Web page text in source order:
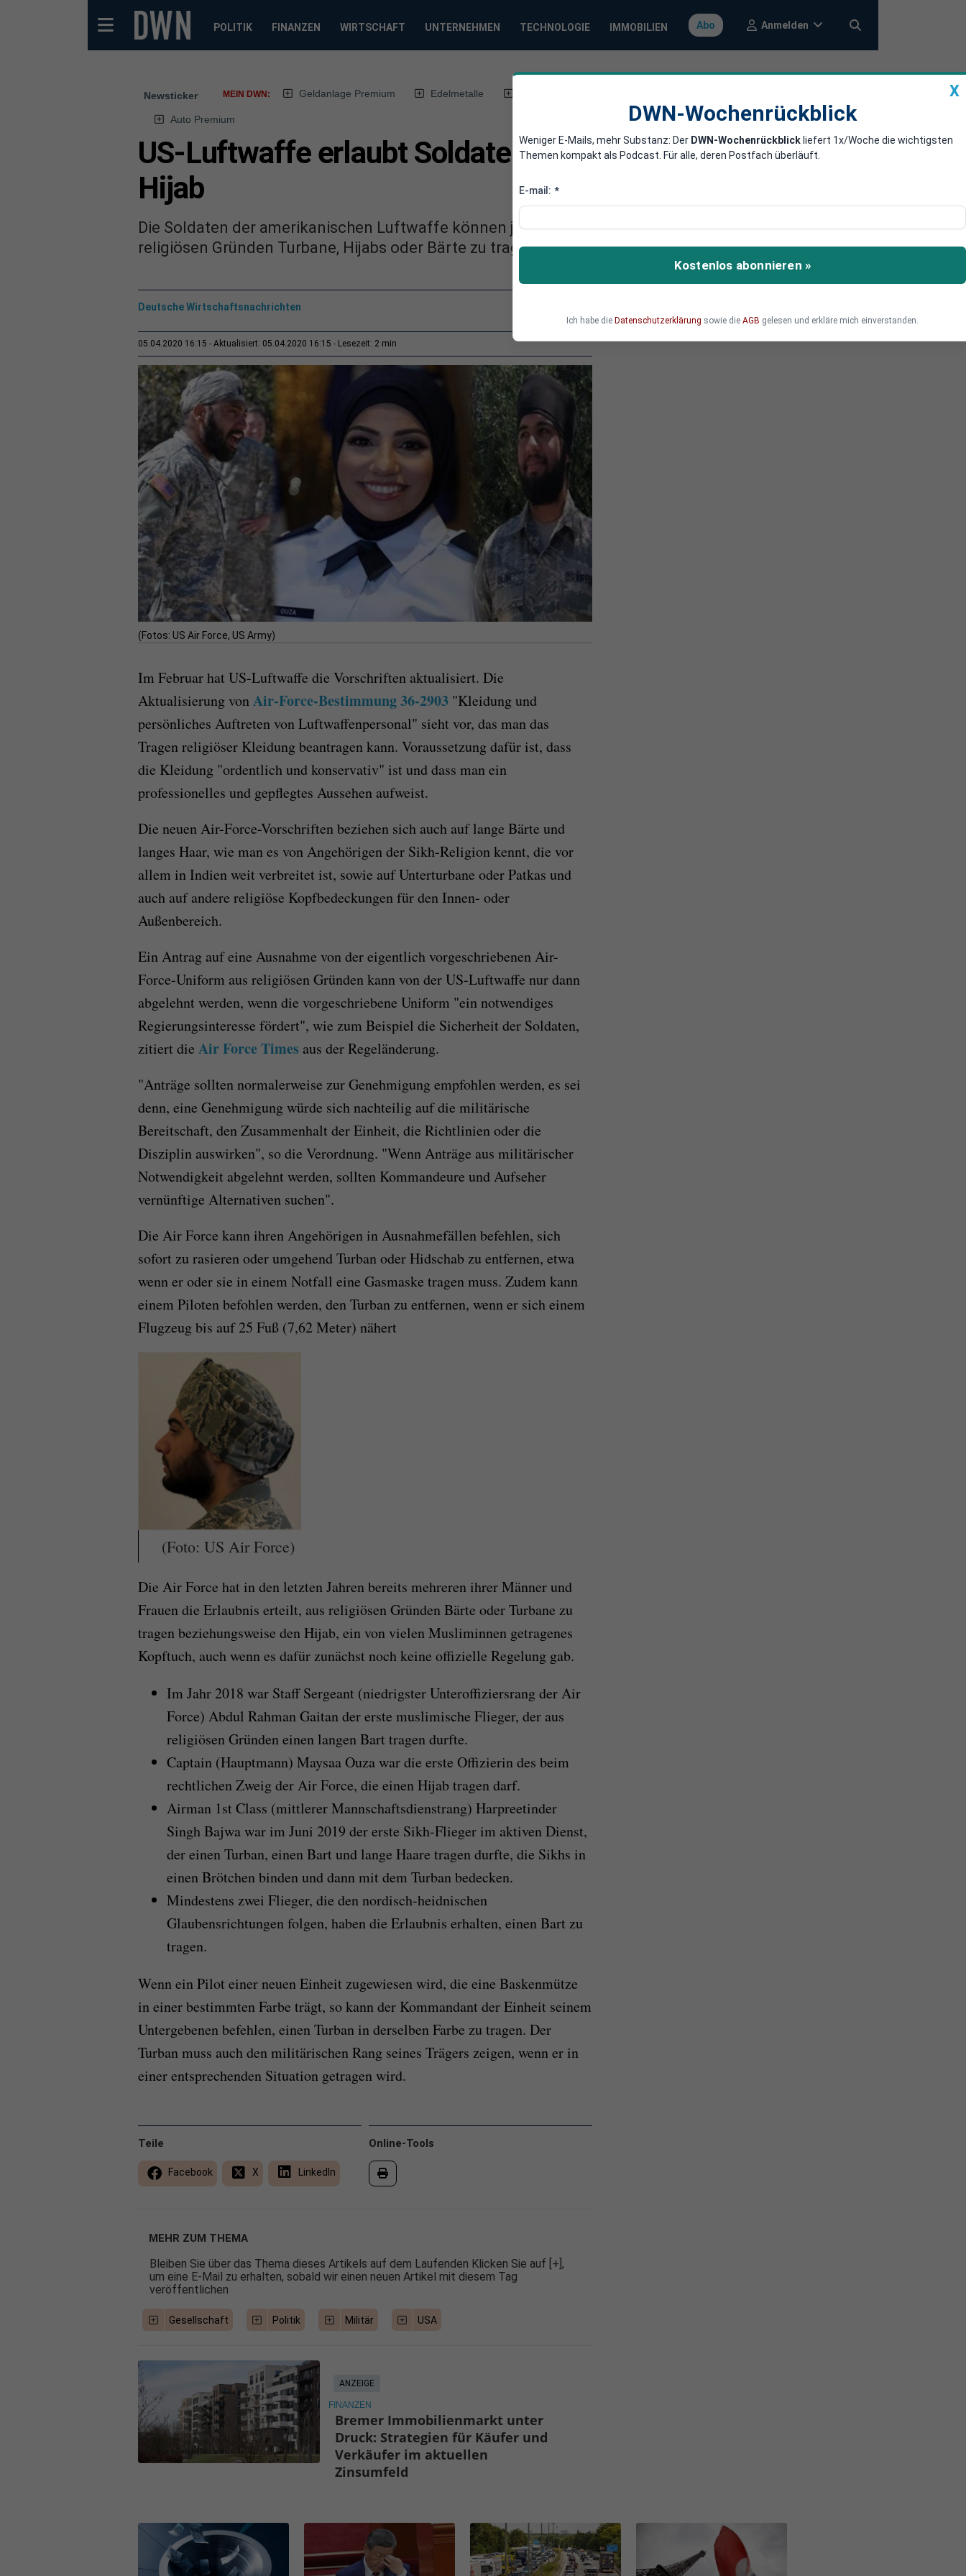
POLITIK FINANZEN WIRTSCHAFT UNTERNEHMEN TECHNOLOGIE IMMOBILIEN Abo Anmelden
Newsticker MEIN DWN: Geldanlage Premium Edelmetalle
Auto Premium
US-Luftwaffe erlaubt Soldaten jetzt Turban, Bärte und
Hijab
Die Soldaten der amerikanischen Luftwaffe können jetzt offiziell die Genehmigung erhalten, aus
religiösen Gründen Turbane, Hijabs oder Bärte zu tragen.
Deutsche Wirtschaftsnachrichten
05.04.2020 16:15 Aktualisiert: 05.04.2020 16:15 Lesezeit: 2 min
(Fotos: US Air Force, US Army)
Im Februar hat US-Luftwaffe die Vorschriften aktualisiert. Die
Aktualisierung vonAir-Force-Bestimmung 36-2903 "Kleidung und
persönliches Auftreten von Luftwaffenpersonal" sieht vor, das man das
Tragen religiöser Kleidung beantragen kann. Voraussetzung dafür ist, dass
die Kleidung "ordentlich und konservativ" ist und dass man ein
professionelles und gepflegtes Aussehen aufweist.
Die neuen Air-Force-Vorschriften beziehen sich auch auf lange Bärte und
langes Haar, wie man es von Angehörigen der Sikh-Religion kennt, die vor
allem in Indien weit verbreitet ist, sowie auf Unterturbane oder Patkas und
auch auf andere religiöse Kopfbedeckungen für den Innen- oder
Außenbereich.
Ein Antrag auf eine Ausnahme von der eigentlich vorgeschriebenen Air-
Force-Uniform aus religiösen Gründen kann von der US-Luftwaffe nur dann
abgelehnt werden, wenn die vorgeschriebene Uniform "ein notwendiges
Regierungsinteresse fördert", wie zum Beispiel die Sicherheit der Soldaten,
zitiert die Air Force Times aus der Regeländerung.
"Anträge sollten normalerweise zur Genehmigung empfohlen werden, es sei
denn, eine Genehmigung würde sich nachteilig auf die militärische
Bereitschaft, den Zusammenhalt der Einheit, die Richtlinien oder die
Disziplin auswirken", so die Verordnung. "Wenn Anträge aus militärischer
Notwendigkeit abgelehnt werden, sollten Kommandeure und Aufseher
vernünftige Alternativen suchen".
Die Air Force kann ihren Angehörigen in Ausnahmefällen befehlen, sich
sofort zu rasieren oder umgehend Turban oder Hidschab zu entfernen, etwa
wenn er oder sie in einem Notfall eine Gasmaske tragen muss. Zudem kann
einem Piloten befohlen werden, den Turban zu entfernen, wenn er sich einem
Flugzeug bis auf 25 Fuß (7,62 Meter) nähert
(Foto: US Air Force)
Die Air Force hat in den letzten Jahren bereits mehreren ihrer Männer und
Frauen die Erlaubnis erteilt, aus religiösen Gründen Bärte oder Turbane zu
tragen beziehungsweise den Hijab, ein von vielen Musliminnen getragenes
Kopftuch, auch wenn es dafür zunächst noch keine offizielle Regelung gab.
Im Jahr 2018 war Staff Sergeant (niedrigster Unteroffiziersrang der Air
Force) Abdul Rahman Gaitan der erste muslimische Flieger, der aus
religiösen Gründen einen langen Bart tragen durfte.
Captain (Hauptmann) Maysaa Ouza war die erste Offizierin des beim
rechtlichen Zweig der Air Force, die einen Hijab tragen darf.
Airman 1st Class (mittlerer Mannschaftsdienstrang) Harpreetinder
Singh Bajwa war im Juni 2019 der erste Sikh-Flieger im aktiven Dienst,
der einen Turban, einen Bart und lange Haare tragen durfte, die Sikhs in
einen Brötchen binden und dann mit dem Turban bedecken.
Mindestens zwei Flieger, die den nordisch-heidnischen
Glaubensrichtungen folgen, haben die Erlaubnis erhalten, einen Bart zu
tragen.
Wenn ein Pilot einer neuen Einheit zugewiesen wird, die eine Baskenmütze
in einer bestimmten Farbe trägt, so kann der Kommandant der Einheit seinem
Untergebenen befehlen, einen Turban in derselben Farbe zu tragen. Der
Turban muss auch den militärischen Rang seines Trägers zeigen, wenn er in
einer entsprechenden Situation getragen wird.
Online-Tools
Teile
Facebook X LinkedIn
MEHR ZUM THEMA
Bleiben Sie über das Thema dieses Artikels auf dem Laufenden Klicken Sie auf [+],
um eine E-Mail zu erhalten, sobald wir einen neuen Artikel mit diesem Tag
veröffentlichen
Gesellschaft Politik Militär USA
ANZEIGE
FINANZEN
Bremer Immobilienmarkt unter
Druck: Strategien für Käufer und
Verkäufer im aktuellen
Zinsumfeld
X
DWN-Wochenrückblick
Weniger E-Mails, mehr Substanz: Der DWN-Wochenrückblick liefert 1x/Woche die wichtigsten
Themen kompakt als Podcast. Für alle, deren Postfach überläuft.
E-mail: *
Kostenlos abonnieren »
Ich habe die Datenschutzerklärung sowie die AGB gelesen und erkläre mich einverstanden.